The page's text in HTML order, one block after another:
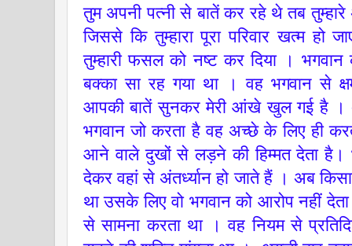
तुम अपनी पत्नी से बातें कर रहे थे तब
जिससे कि तुम्हारा पूरा परिवार खत्म हो
तुम्हारी फसल को नष्ट कर दिया ।
बक्का सा रह गया था । वह भगवान से
आपकी बातें सुनकर मेरी आंखे खुल गई है ।
भगवान जो करता है वह अच्छे के लिए ही
आने वाले दुखों से लड़ने की हिम्मत देता है।
देकर वहां से अंतर्ध्यान हो जाते हैं । अब
था उसके लिए वो भगवान को आरोप नहीं
से सामना करता था । वह नियम से